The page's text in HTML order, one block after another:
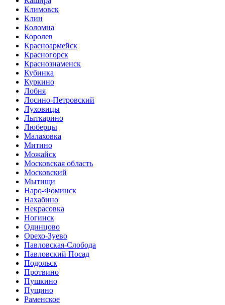
Климовск
Клин
Коломна
Королев
Красноармейск
Красногорск
Краснознаменск
Кубинка
Куркино
Лобня
Лосино-Петровский
Луховицы
Лыткарино
Люберцы
Малаховка
Митино
Можайск
Московская область
Московский
Мытищи
Наро-Фоминск
Нахабино
Некрасовка
Ногинск
Одинцово
Орехо-Зуево
Павловская-Слобода
Павловский Посад
Подольск
Протвино
Пушкино
Пущино
Раменское